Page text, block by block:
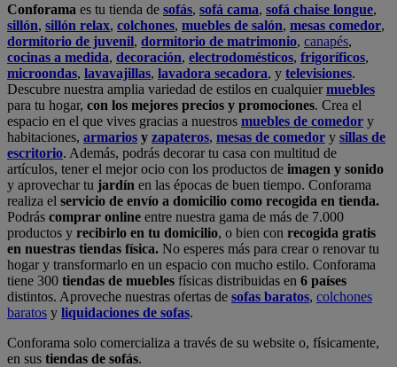
Conforama es tu tienda de sofás, sofá cama, sofá chaise longue,
sillón, sillón relax, colchones, muebles de salón, mesas comedor,
dormitorio de juvenil, dormitorio de matrimonio, canapés,
cocinas a medida, decoración, electrodomésticos, frigoríficos,
microondas, lavavajillas, lavadora secadora, y televisiones.
Descubre nuestra amplia variedad de estilos en cualquiermuebles
para tu hogar, con los mejores precios y promociones. Crea el
espacio en el que vives gracias a nuestros muebles de comedor y
habitaciones, armarios y zapateros, mesas de comedor y sillas de
escritorio. Además, podrás decorar tu casa con multitud de
artículos, tener el mejor ocio con los productos de imagen y sonido
y aprovechar tu jardín en las épocas de buen tiempo. Conforama
realiza el servicio de envío a domicilio como recogida en tienda.
Podrás comprar online entre nuestra gama de más de 7.000
productos y recibirlo en tu domicilio, o bien con recogida gratis
en nuestras tiendas física. No esperes más para crear o renovar tu
hogar y transformarlo en un espacio con mucho estilo. Conforama
tiene 300 tiendas de muebles físicas distribuidas en 6 países
distintos. Aproveche nuestras ofertas de sofas baratos, colchones
baratos y liquidaciones de sofas.
Conforama solo comercializa a través de su website o, físicamente,
en sus tiendas de sofás.